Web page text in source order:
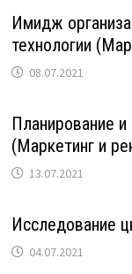
Имидж
технологии
08.07.2021
Планирование и
(Маркетинг и
13.07.2021
Исследование
04.07.2021